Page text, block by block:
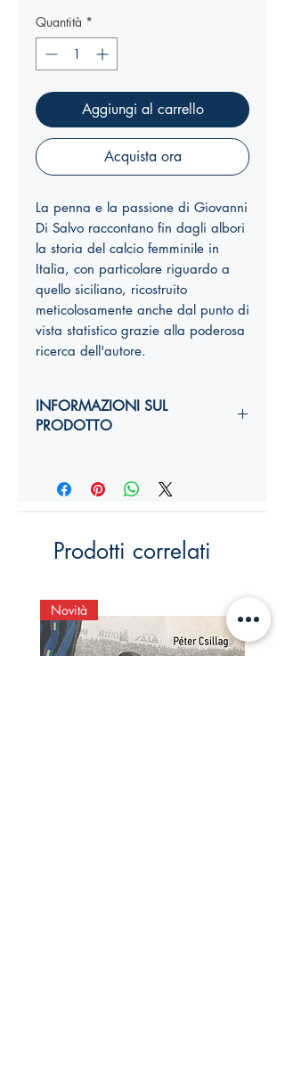
Quantità *
Aggiungi al carrello
Acquista ora
La penna e la passione di Giovanni
Di Salvo raccontano fin dagli albori
la storia del calcio femminile in
Italia, con particolare riguardo a
quello siciliano, ricostruito
meticolosamente anche dal punto di
vista statistico grazie alla poderosa
ricerca dell'autore.
INFORMAZIONI SUL
PRODOTTO
Anno di edizione:
Formato copertina:
costola):YY,Y x YY,Y x Ycm
Prodotti correlati
Novità Novità